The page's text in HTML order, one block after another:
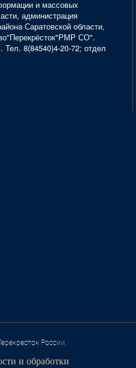
и массовых
администрация
Саратовской области,
СО".
8(84540)4-20-72; отдел
России.
и обработки